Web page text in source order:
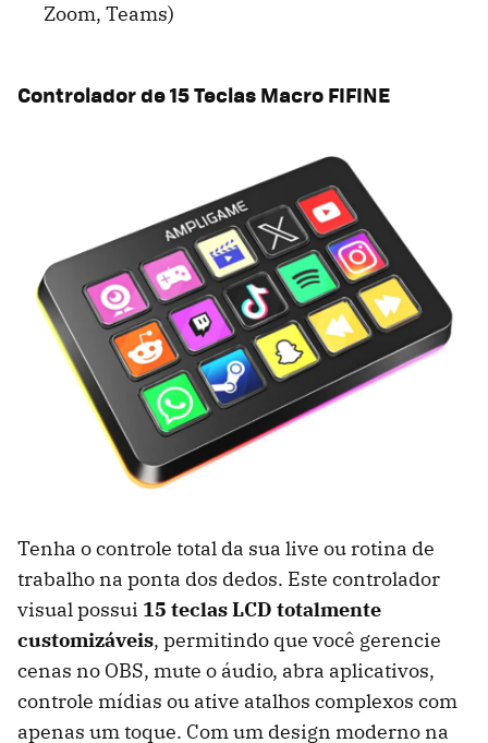
Zoom, Teams)
Controlador de 15 Teclas Macro FIFINE
Tenha o controle total da sua live ou rotina de
trabalho na ponta dos dedos. Este controlador
visual possui 15 teclas LCD totalmente
customizáveis, permitindo que você gerencie
cenas no OBS, mute o áudio, abra aplicativos,
controle mídias ou ative atalhos complexos com
apenas um toque. Com um design moderno na